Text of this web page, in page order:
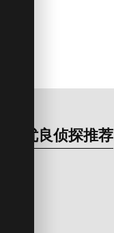
优良侦探推荐